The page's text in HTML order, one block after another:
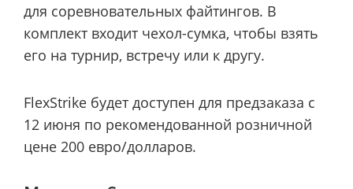
для соревновательных файтингов. В
комплект входит чехол-сумка, чтобы взять
его на турнир, встречу или к другу.
FlexStrike будет доступен для предзаказа с
12 июня по рекомендованной розничной
цене 200 евро/долларов.